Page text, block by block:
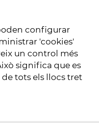
configurar
'cookies'
un control més
significa que es
tots els llocs tret